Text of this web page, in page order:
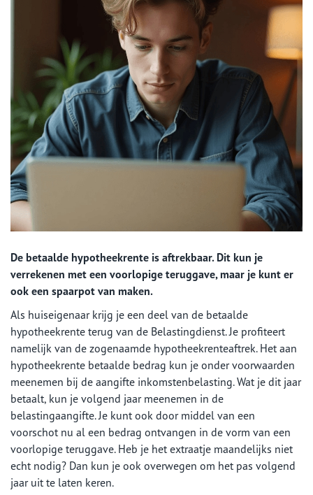
De betaalde hypotheekrente is aftrekbaar. Dit kun je
verrekenen met een voorlopige teruggave, maar je kunt er
ook een spaarpot van maken.
Als huiseigenaar krijg je een deel van de betaalde
hypotheekrente terug van de Belastingdienst. Je profiteert
namelijk van de zogenaamde hypotheekrenteaftrek. Het aan
hypotheekrente betaalde bedrag kun je onder voorwaarden
meenemen bij de aangifte inkomstenbelasting. Wat je dit jaar
betaalt, kun je volgend jaar meenemen in de
belastingaangifte. Je kunt ook door middel van een
voorschot nu al een bedrag ontvangen in de vorm van een
voorlopige teruggave. Heb je het extraatje maandelijks niet
echt nodig? Dan kun je ook overwegen om het pas volgend
jaar uit te laten keren.